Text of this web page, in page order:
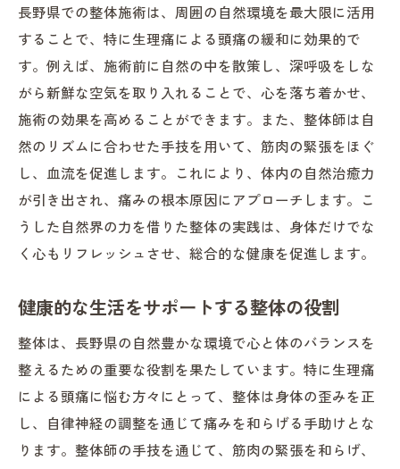
長野県での整体施術は、周囲の自然環境を最大限に活用
することで、特に生理痛による頭痛の緩和に効果的で
す。例えば、施術前に自然の中を散策し、深呼吸をしな
がら新鮮な空気を取り入れることで、心を落ち着かせ、
施術の効果を高めることができます。また、整体師は自
然のリズムに合わせた手技を用いて、筋肉の緊張をほぐ
し、血流を促進します。これにより、体内の自然治癒力
が引き出され、痛みの根本原因にアプローチします。こ
うした自然界の力を借りた整体の実践は、身体だけでな
く心もリフレッシュさせ、総合的な健康を促進します。
健康的な生活をサポートする整体の役割
整体は、長野県の自然豊かな環境で心と体のバランスを
整えるための重要な役割を果たしています。特に生理痛
による頭痛に悩む方々にとって、整体は身体の歪みを正
し、自律神経の調整を通じて痛みを和らげる手助けとな
ります。整体師の手技を通じて、筋肉の緊張を和らげ、